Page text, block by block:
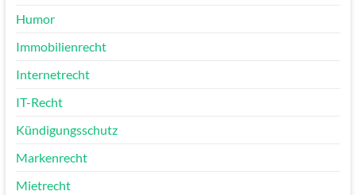
Humor
Immobilienrecht
Internetrecht
IT-Recht
Kündigungsschutz
Markenrecht
Mietrecht